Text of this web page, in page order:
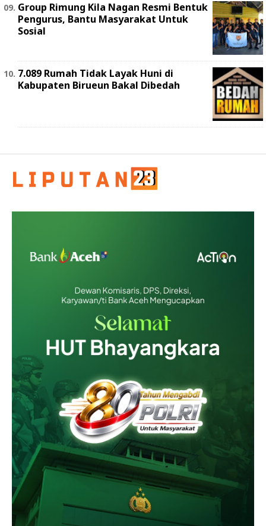
Group Rimung Kila Nagan Resmi Bentuk
Pengurus, Bantu Masyarakat Untuk
Sosial
7.089 Rumah Tidak Layak Huni di
Kabupaten Birueun Bakal Dibedah